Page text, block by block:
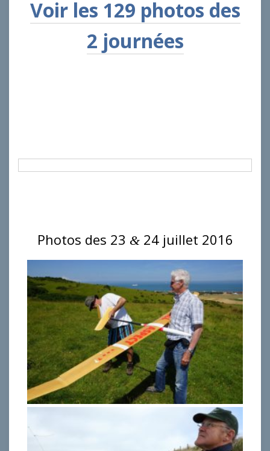
Voir les 129 photos des
2 journées
Photos des 23 &24 juillet 2016